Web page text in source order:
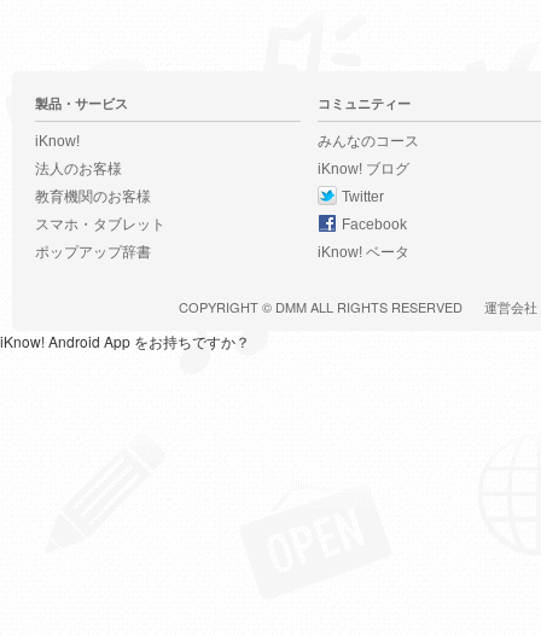
製品・サービス
iKnow!
法人のお客様
教育機関のお客様
スマホ・タブレット
ポップアップ辞書
コミュニティー
みんなのコース
iKnow! ブログ
Twitter
Facebook
iKnow! ベータ
COPYRIGHT © DMMALL RIGHTS RESERVED 運営会社
iKnow! Android App をお持ちですか？